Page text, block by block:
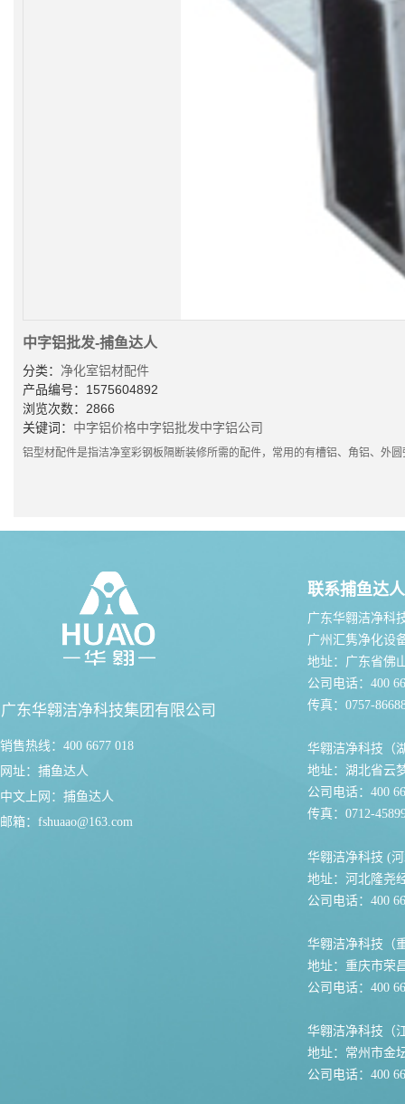
中字铝批发-捕鱼达人
分类： 净化室铝材配件
产品编号：1575604892
浏览次数：2866
关键词： 中字铝价格中字铝批发中字铝公司
铝型材配件是指洁净室彩钢板隔断装修所需的配件，常用的有槽铝、角铝、外
广东华翱洁净科技集团有限公司
销售热线：400 6677 018
网址： 捕鱼达人
中文上网： 捕鱼达人
邮箱： fshuaao@163.com
联系捕鱼达人
广东华翱洁净科
广州汇隽净化设
地址：广东省佛
公司电话：400
传真：0757-
华翱洁净科技（
地址：湖北省云
公司电话：400
传真：0712-
华翱洁净科技 (
地址：河北隆尧
公司电话：400
华翱洁净科技（
地址：重庆市荣
公司电话：400
华翱洁净科技（
地址：常州市金
公司电话：400